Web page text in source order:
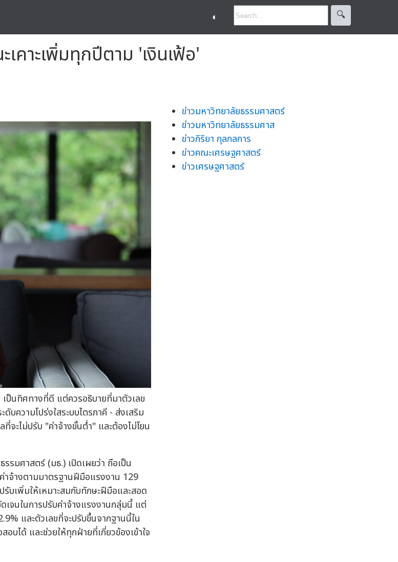
◐ 🔍︎
คาะเพิ่มทุกปีตาม 'เงินเฟ้อ'
ป็นทิศทางที่ดี แต่ควรอธิบายที่มาตัวเลข
ความโปร่งใสระบบไตรภาคี - ส่งเสริม
จะไม่ปรับ "ค่าจ้างขั้นต่ำ" และต้องไม่โยน
รมศาสตร์ (มธ.) เปิดเผยว่า ถือเป็น
จ้างตามมาตรฐานฝีมือแรงงาน 129
บเพิ่มให้เหมาะสมกับทักษะฝีมือและสอด
จนในการปรับค่าจ้างแรงงานกลุ่มนี้ แต่
และตัวเลขที่จะปรับขึ้นจากฐานนี้ใน
อบได้ และช่วยให้ทุกฝ่ายที่เกี่ยวข้องเข้าใจ
ข่าวมหาวิทยาลัยธรรมศาสตร์
ข่าวมหาวิทยาลัยธรรมศาส
ข่าวกิริยา กุลกลการ
ข่าวคณะเศรษฐศาสตร์
ข่าวเศรษฐศาสตร์